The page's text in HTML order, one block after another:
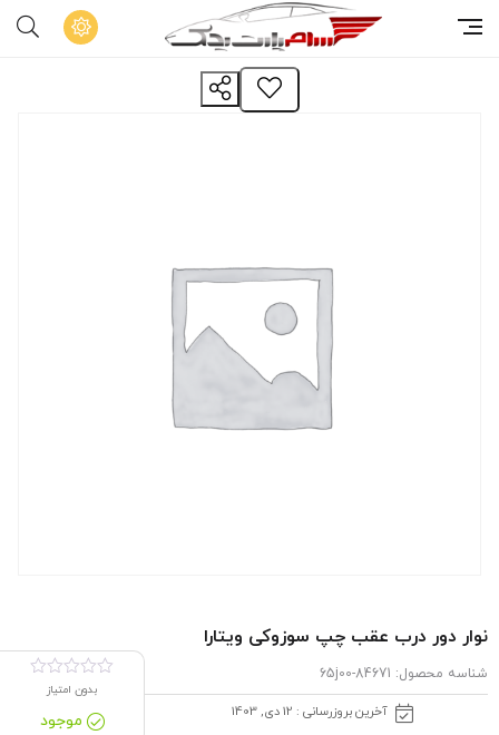
نوار دور درب عقب چپ سوزوکی ویتارا
شناسه محصول: 84671-65j00
آخرین بروزرسانی : 12 دی, 1403
بدون امتیاز
موجود